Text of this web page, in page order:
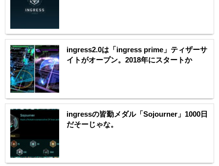
ingress2.0は「ingress prime」ティザーサ
イトがオープン。2018年にスタートか
ingressの皆勤メダル「Sojourner」1000日
だそーじゃな。